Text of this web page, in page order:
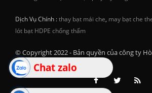
Chat zalo
Dịch Vụ Chính :thay bạt mái che, may bạt che
lót bạt HDPE chống thấm
© Copyright 2022 - Bản quyền của công ty